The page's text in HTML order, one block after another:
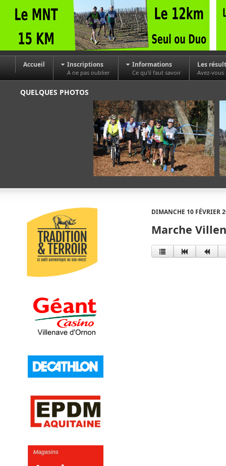
Accueil Inscriptions
A ne pas oublier
Informations
Ce qu'il faut savoir
Les
Avez-vous
QUELQUES PHOTOS
DIMANCHE 10 FÉVRIER
Marche